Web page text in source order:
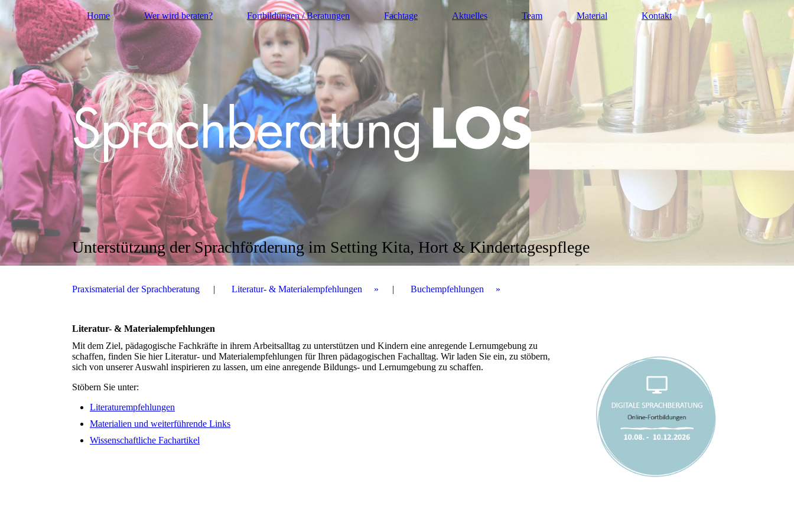
Home Wer wird beraten? Fortbildungen / Beratungen Fachtage Aktuelles Team Material Kontakt
Unterstützung der Sprachförderung im Setting Kita, Hort & Kindertagespflege
Praxismaterial der Sprachberatung Literatur- & Materialempfehlungen Buchempfehlungen
Literatur- & Materialempfehlungen
Mit dem Ziel, pädagogische Fachkräfte in ihrem Arbeitsalltag zu unterstützen und Kindern eine anregende Lernumgebung zu
schaffen, finden Sie hier Literatur- und Materialempfehlungen für Ihren pädagogischen Fachalltag. Wir laden Sie ein, zu stöbern,
sich von unserer Auswahl inspirieren zu lassen, um eine anregende Bildungs- und Lernumgebung zu schaffen.
Stöbern Sie unter:
Literaturempfehlungen
Materialien und weiterführende Links
Wissenschaftliche Fachartikel